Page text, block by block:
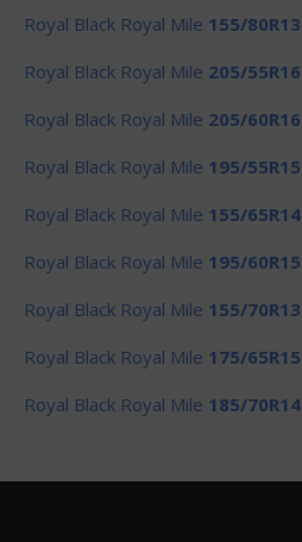
Royal Black Royal Mile 155/80R13
Royal Black Royal Mile 205/55R16
Royal Black Royal Mile 205/60R16
Royal Black Royal Mile 195/55R15
Royal Black Royal Mile 155/65R14
Royal Black Royal Mile 195/60R15
Royal Black Royal Mile 155/70R13
Royal Black Royal Mile 175/65R15
Royal Black Royal Mile 185/70R14